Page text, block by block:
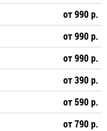
от 990 р.
от 990 р.
от 990 р.
от 390 р.
от 590 р.
от 790 р.